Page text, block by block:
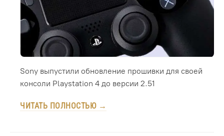
Sony выпустили обновление прошивки для своей
консоли Playstation 4 до версии 2.51
ЧИТАТЬ ПОЛНОСТЬЮ →